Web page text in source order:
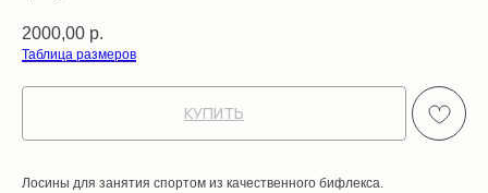
2000,00 р.
Таблица размеров
КУПИТЬ
Лосины для занятия спортом из качественного бифлекса.